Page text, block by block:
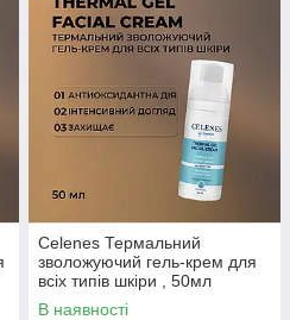
Celenes Термальний
зволожуючий гель-крем для
всіх типів шкіри , 50мл
В наявності